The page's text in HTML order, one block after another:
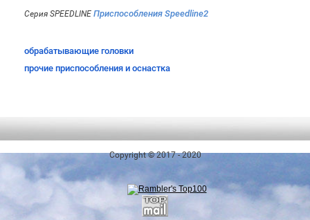
Серия SPEEDLINE Приспособления Speedline2
обрабатывающие головки
прочие приспособления и оснастка
Copyright © 2017 - 2020